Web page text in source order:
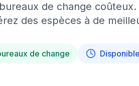
de change
des espèces à de
de change